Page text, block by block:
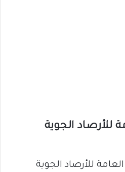
للأرصاد الجوية
للأرصاد الجوية